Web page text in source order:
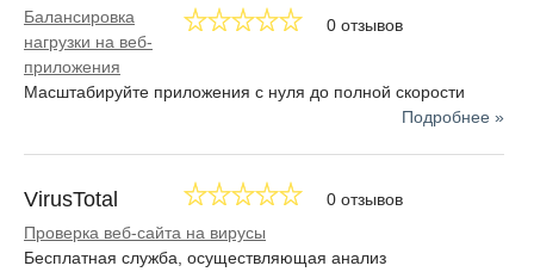
0 отзывов
Балансировка
нагрузки на веб-
приложения
Масштабируйте приложения с нуля до полной скорости
Подробнее »
VirusTotal
0 отзывов
Проверка веб-сайта на вирусы
Бесплатная служба, осуществляющая анализ